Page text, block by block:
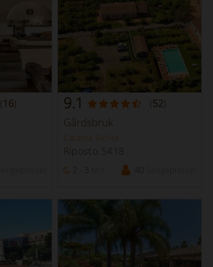
( 16) 9.1 ( 52)
Gårdsbruk
Catania Sicilia
Riposto 5418